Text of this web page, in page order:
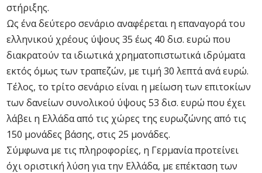
στήριξης.
Ως ένα δεύτερο σενάριο αναφέρεται η επαναγορά του
ελληνικού χρέους ύψους 35 έως 40 δισ. ευρώ που
διακρατούν τα ιδιωτικά χρηματοπιστωτικά ιδρύματα
εκτός όμως των τραπεζών, με τιμή 30 λεπτά ανά ευρώ.
Τέλος, το τρίτο σενάριο είναι η μείωση των επιτοκίων
των δανείων συνολικού ύψους 53 δισ. ευρώ που έχει
λάβει η Ελλάδα από τις χώρες της ευρωζώνης από τις
150 μονάδες βάσης, στις 25 μονάδες.
Σύμφωνα με τις πληροφορίες, η Γερμανία προτείνει
όχι οριστική λύση για την Ελλάδα, με επέκταση των